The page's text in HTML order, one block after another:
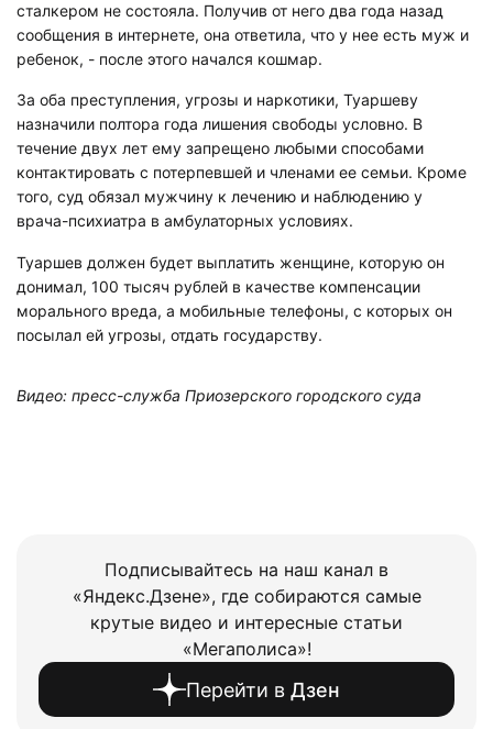
сталкером не состояла. Получив от него два года назад
сообщения в интернете, она ответила, что у нее есть муж и
ребенок, - после этого начался кошмар.
За оба преступления, угрозы и наркотики, Туаршеву
назначили полтора года лишения свободы условно. В
течение двух лет ему запрещено любыми способами
контактировать с потерпевшей и членами ее семьи. Кроме
того, суд обязал мужчину к лечению и наблюдению у
врача-психиатра в амбулаторных условиях.
Туаршев должен будет выплатить женщине, которую он
донимал, 100 тысяч рублей в качестве компенсации
морального вреда, а мобильные телефоны, с которых он
посылал ей угрозы, отдать государству.
Видео: пресс-служба Приозерского городского суда
Подписывайтесь на наш канал в
«Яндекс.Дзене», где собираются самые
крутые видео и интересные статьи
«Мегаполиса»!
Перейти в Дзен